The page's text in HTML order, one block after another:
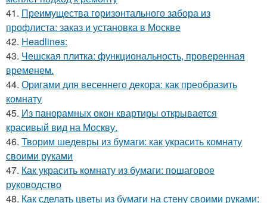
41. Преимущества горизонтального забора из
профлиста: заказ и установка в Москве
42. Headlines:
43. Чешская плитка: функциональность, проверенная
временем.
44. Оригами для весеннего декора: как преобразить
комнату
45. Из панорамных окон квартиры открывается
красивый вид на Москву.
46. Творим шедевры из бумаги: как украсить комнату
своими руками
47. Как украсить комнату из бумаги: пошаговое
руководство
48. Как сделать цветы из бумаги на стену своими руками: